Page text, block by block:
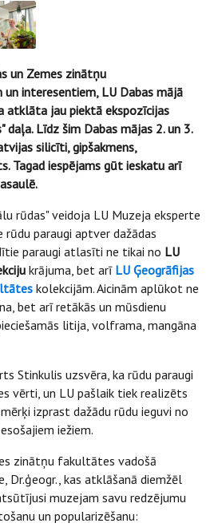
un Zemes zinātņu
interesentiem, LU Dabas mājā
atklāta jau piektā ekspozīcijas
daļa. Līdz šim Dabas mājas 2. un 3.
silicīti, gipšakmens,
Tagad iespējams gūt ieskatu arī
rūdas" veidoja LU Muzeja eksperte
paraugi aptver dažādas
paraugi atlasīti ne tikai no LU
krājuma, bet arī LU Ģeogrāfijas
kolekcijām. Aicinām aplūkot ne
bet arī retākās un mūsdienu
litija, volframa, mangāna
Stinkulis uzsvēra, ka rūdu paraugi
vērti, un LU pašlaik tiek realizēts
izprast dažādu rūdu ieguvi no
iežiem.
zinātņu fakultātes vadošā
Dr.ģeogr., kas atklāšanā diemžēl
muzejam savu redzējumu
un popularizēšanu: